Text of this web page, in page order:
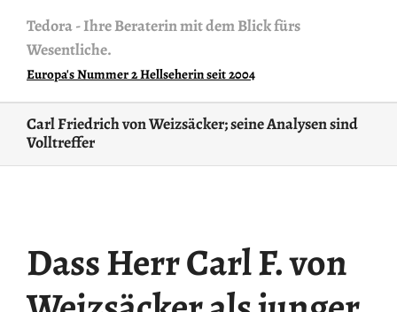
Tedora-Ihre Beraterin mit dem Blick fürs
Wesentliche.
Europa's Nummer 2 Hellseherin seit 2004
Carl Friedrich von Weizsäcker; seine Analysen sind
Volltreffer
Dass Herr Carl F. von